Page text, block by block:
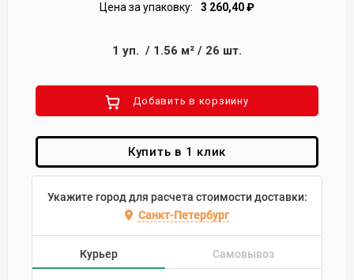
Цена за упаковку:
3 260,40₽
1 уп. / 1.56 м² / 26 шт.
Добавить в корзиину
Купить в 1 клик
Укажите город для расчета стоимости доставки:
Санкт-Петербург
Курьер Самовывоз